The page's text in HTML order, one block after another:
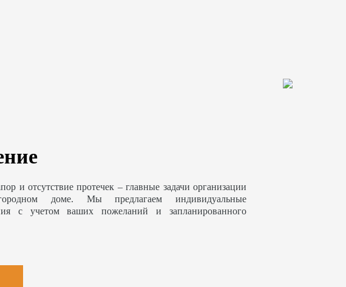
и отсутствие протечек – главные задачи организации
доме. Мы предлагаем индивидуальные
с учетом ваших пожеланий и запланированного